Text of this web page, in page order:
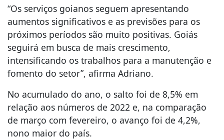
“Os serviços goianos seguem apresentando
aumentos significativos e as previsões para os
próximos períodos são muito positivas. Goiás
seguirá em busca de mais crescimento,
intensificando os trabalhos para a manutenção e
fomento do setor”, afirma Adriano.
No acumulado do ano, o salto foi de 8,5% em
relação aos números de 2022 e, na comparação
de março com fevereiro, o avanço foi de 4,2%,
nono maior do país.